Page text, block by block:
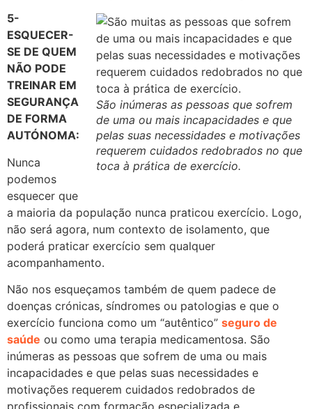
São inúmeras as pessoas que sofrem
de uma ou mais incapacidades e que
pelas suas necessidades e motivações
requerem cuidados redobrados no que
toca à prática de exercício.
5-
ESQUECER-
SE DE QUEM
NÃO PODE
TREINAR EM
SEGURANÇA
DE FORMA
AUTÓNOMA:
Nunca
podemos
esquecer que
a maioria da população nunca praticou exercício. Logo,
não será agora, num contexto de isolamento, que
poderá praticar exercício sem qualquer
acompanhamento.
Não nos esqueçamos também de quem padece de
doenças crónicas, síndromes ou patologias e que o
exercício funciona como um “autêntico” seguro de
saúde ou como uma terapia medicamentosa. São
inúmeras as pessoas que sofrem de uma ou mais
incapacidades e que pelas suas necessidades e
motivações requerem cuidados redobrados de